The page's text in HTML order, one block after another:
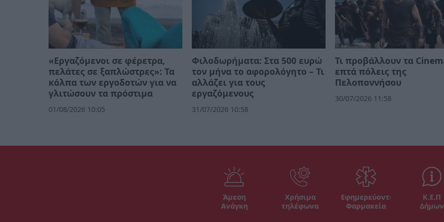
«Εργαζόμενοι σε φέρετρα,
πελάτες σε ξαπλώστρες»: Τα
κόλπα των εργοδοτών για να
γλιτώσουν τα πρόστιμα
01/08/2026 10:05
Φιλοδωρήματα: Στα 500 ευρώ
τον μήνα το αφορολόγητο – Τι
αλλάζει για τους
εργαζόμενους
31/07/2026 10:58
Τι προβάλλουν τα
επτά πόλεις της
Πελοποννήσου
30/07/2026 11:58
Άμεση
Ανάγκη
Χρήσιμα
τηλέφωνα
Εφημερεύοντα
Φαρμακεία
Κ.Ε.Π
Δήμων